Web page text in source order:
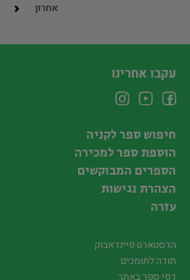
אחרון
עקבו אחרינו
חיפוש ספר לקניה
הוספת ספר למכירה
הספרים המבוקשים
הצהרת נגישות
עזרה
הדסטארט פיינדאבוק
תודה לתומכים
דפי ספר באתר